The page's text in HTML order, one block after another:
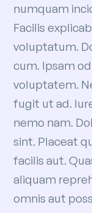
numquam
Facilis
voluptatum.
cum. Ipsam
voluptatem.
fugit ut ad.
nemo nam.
sint. Placeat
facilis aut.
aliquam
omnis aut